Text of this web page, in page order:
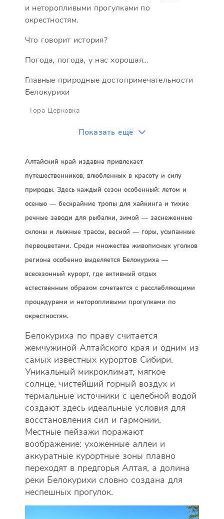
и неторопливыми прогулками по
окрестностям.
Что говорит история?
Погода, погода, у нас хорошая…
Главные природные достопримечательности
Белокурихи
Гора Церковка
Показать ещё
Алтайский край издавна привлекает
путешественников, влюбленных в красоту и силу
природы. Здесь каждый сезон особенный: летом и
осенью — бескрайние тропы для хайкинга и тихие
речные заводи для рыбалки, зимой — заснеженные
склоны и лыжные трассы, весной — горы, усыпанные
первоцветами. Среди множества живописных уголков
региона особенно выделяется Белокуриха —
всесезонный курорт, где активный отдых
естественным образом сочетается с расслабляющими
процедурами и неторопливыми прогулками по
окрестностям.
Белокуриха по праву считается
жемчужиной Алтайского края и одним из
самых известных курортов Сибири.
Уникальный микроклимат, мягкое
солнце, чистейший горный воздух и
термальные источники с целебной водой
создают здесь идеальные условия для
восстановления сил и гармонии.
Местные пейзажи поражают
воображение: ухоженные аллеи и
аккуратные курортные зоны плавно
переходят в предгорья Алтая, а долина
реки Белокурихи словно создана для
неспешных прогулок.